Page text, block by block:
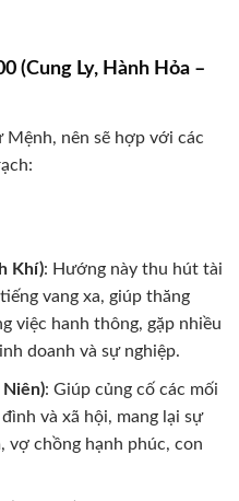
(Cung Ly, Hành Hỏa –
Mệnh, nên sẽ hợp với các
Khí): Hướng này thu hút tài
vang xa, giúp thăng
việc hanh thông, gặp nhiều
doanh và sự nghiệp.
: Giúp củng cố các mối
và xã hội, mang lại sự
vợ chồng hạnh phúc, con